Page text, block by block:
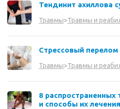
Тендинит ахиллова
Травмы>Травмы и
Стрессовый перелом
Травмы>Травмы и
8 распространенных
и способы их лечения